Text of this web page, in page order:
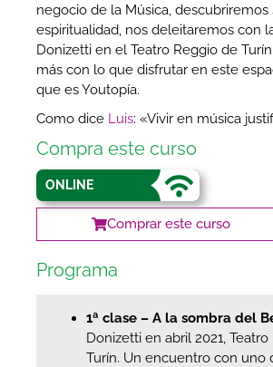
negocio de la Música, descubriremos
espiritualidad, nos deleitaremos con
Donizetti en el Teatro Reggio de
más con lo que disfrutar en este
que es Youtopía.
Como dice Luis: «Vivir en música
Compra este curso
ONLINE
Comprar este curso
Programa
1ª clase – A la sombra del
Donizetti en abril 2021,
Turín. Un encuentro con uno